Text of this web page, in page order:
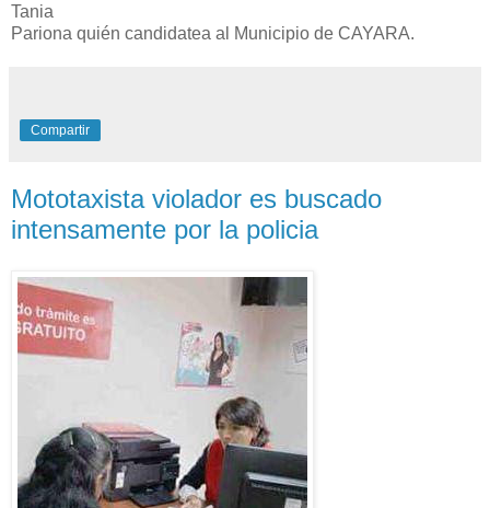
Tania
Pariona quién candidatea al Municipio de CAYARA.
Compartir
Mototaxista violador es buscado
intensamente por la policia